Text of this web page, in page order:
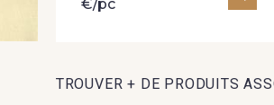
€/pc
TROUVER + DE PRODUITS